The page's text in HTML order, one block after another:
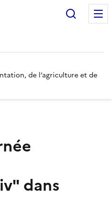
de l’agriculture et de
dans